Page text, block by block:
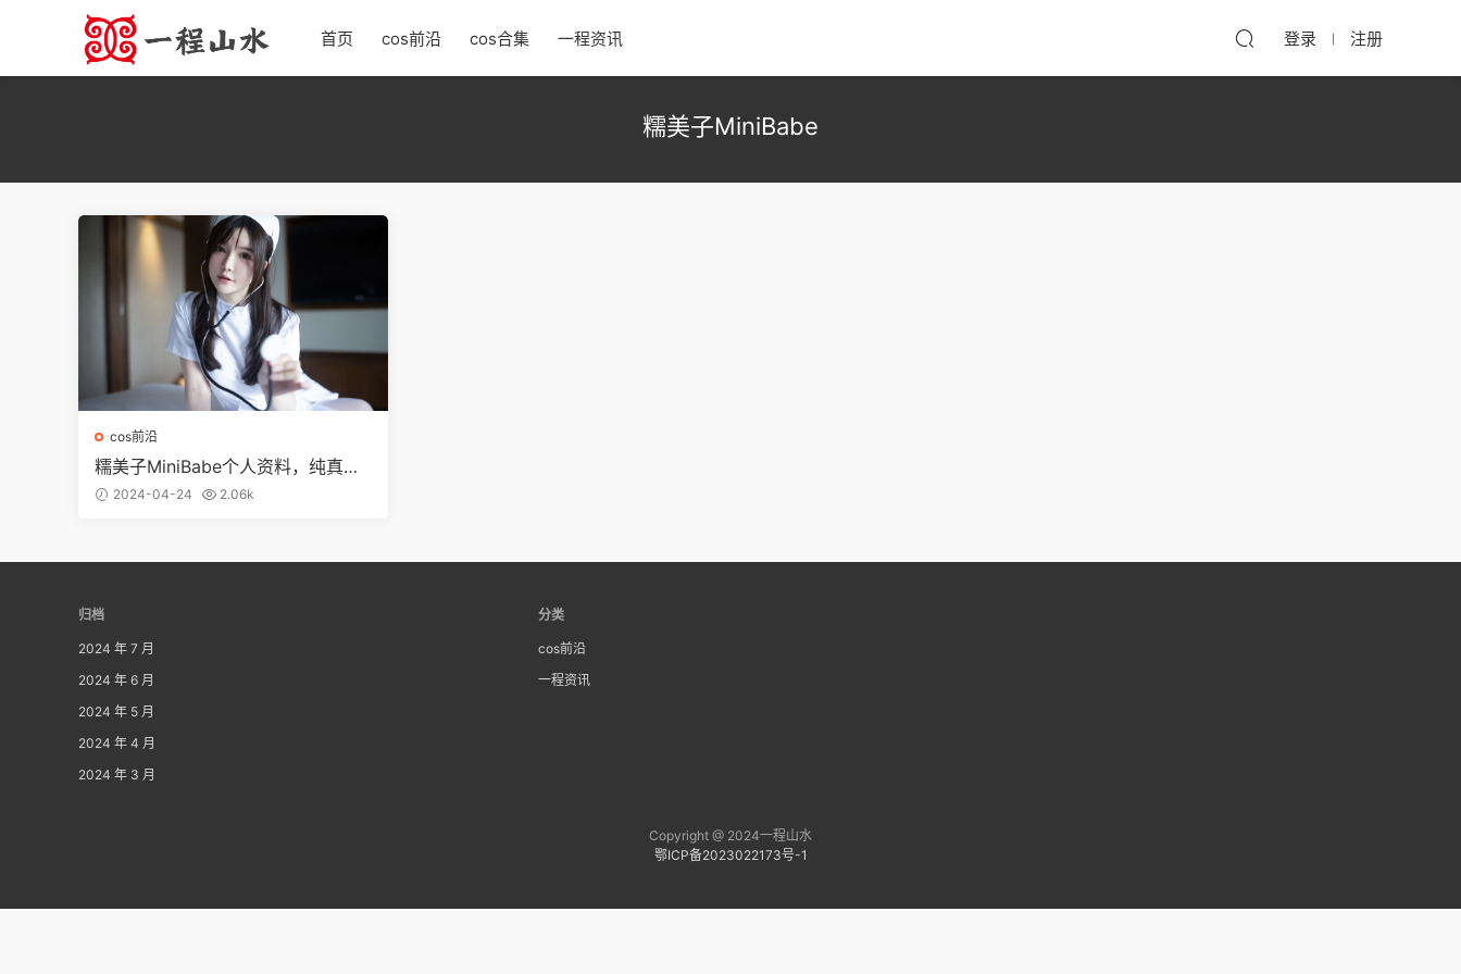
首页 cos前沿 cos合集 一程资讯 登录 注册
糯美子MiniBabe
cos前沿
糯美子MiniBabe个人资料，纯真性
感的美女
2024-04-24 2.06k
归档
2024 年 7 月
2024 年 6 月
2024 年 5 月
2024 年 4 月
2024 年 3 月
分类
cos前沿
一程资讯
Copyright @ 2024一程山水
鄂ICP备2023022173号-1